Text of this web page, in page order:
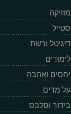
מוזיקה
סטייל
דיגיטל ורשת
לימודים
יחסים ואהבה
על מדים
בידור וסלבס